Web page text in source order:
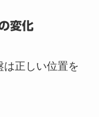
変化
正しい位置を